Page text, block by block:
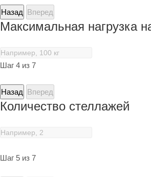
Назад Вперед
Максимальная нагрузка
Шаг 4 из 7
Назад Вперед
Количество стеллажей
Шаг 5 из 7